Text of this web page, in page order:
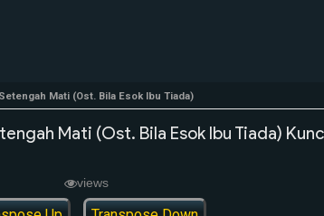
Mati (Ost. Bila Esok Ibu Tiada)
Mati (Ost. Bila Esok Ibu Tiada)
views